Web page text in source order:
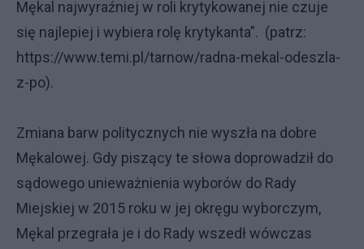
Mękal najwyraźniej w roli krytykowanej nie czuje
się najlepiej i wybiera rolę krytykanta”. (patrz:
https://www.temi.pl/tarnow/radna-mekal-odeszla-
z-po).
Zmiana barw politycznych nie wyszła na dobre
Mękalowej. Gdy piszący te słowa doprowadził do
sądowego unieważnienia wyborów do Rady
Miejskiej w 2015 roku w jej okręgu wyborczym,
Mękal przegrała je i do Rady wszedł wówczas